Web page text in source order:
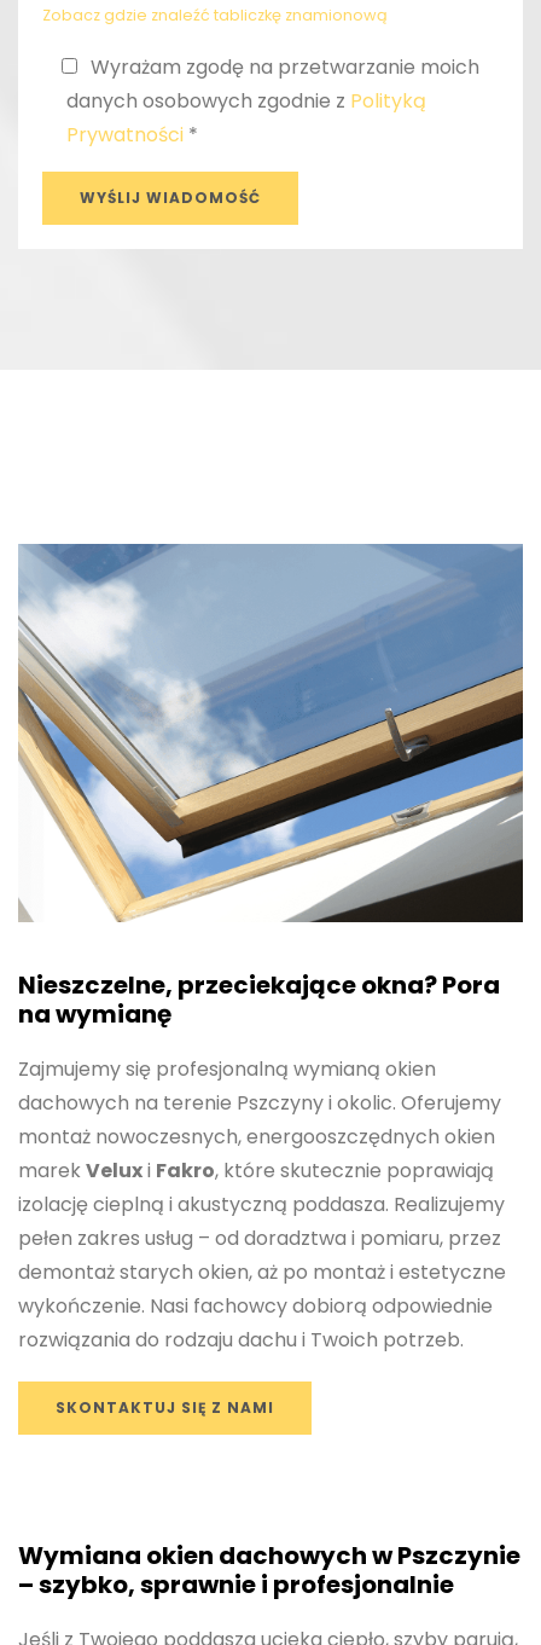
Zobacz gdzie znaleźć tabliczkę znamionową
Wyrażam zgodę na przetwarzanie moich
danych osobowych zgodnie z Polityką
Prywatności *
Nieszczelne, przeciekające okna? Pora
na wymianę
Zajmujemy się profesjonalną wymianą okien
dachowych na terenie Pszczyny i okolic. Oferujemy
montaż nowoczesnych, energooszczędnych okien
marekVeluxi Fakro, które skutecznie poprawiają
izolację cieplną i akustyczną poddasza. Realizujemy
pełen zakres usług – od doradztwa i pomiaru, przez
demontaż starych okien, aż po montaż i estetyczne
wykończenie. Nasi fachowcy dobiorą odpowiednie
rozwiązania do rodzaju dachu i Twoich potrzeb.
SKONTAKTUJ SIĘ Z NAMI
Wymiana okien dachowych w Pszczynie
– szybko, sprawnie i profesjonalnie